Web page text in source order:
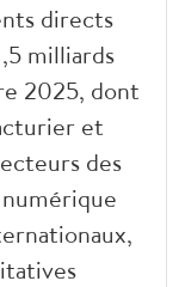
directs
milliards
2025, dont
et
des